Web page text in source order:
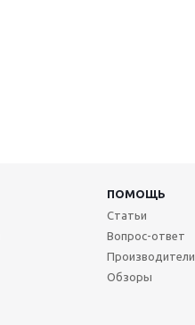
ПОМОЩЬ
Статьи
Вопрос-ответ
Производители
Обзоры